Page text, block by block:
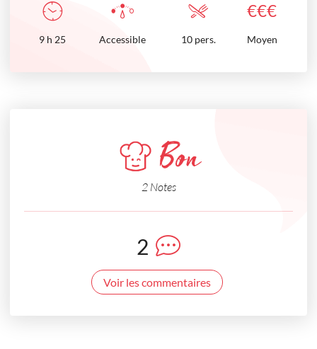
€€€
9 h 25 Accessible 10 pers. Moyen
Bon
2 Notes
2
Voir les commentaires